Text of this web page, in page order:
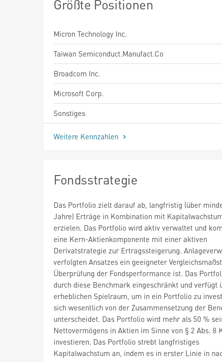
Größte Positionen
Micron Technology Inc.
Taiwan Semiconduct.Manufact.Co
Broadcom Inc.
Microsoft Corp.
Sonstiges
Weitere Kennzahlen
Fondsstrategie
Das Portfolio zielt darauf ab, langfristig (über
Jahre) Erträge in Kombination mit
erzielen. Das Portfolio wird aktiv verwaltet und
eine Kern-Aktienkomponente mit einer aktiven
Derivatstrategie zur Ertragssteigerung.
verfolgten Ansatzes ein geeigneter
Überprüfung der Fondsperformance ist. Das
durch diese Benchmark eingeschränkt und verfügt
erheblichen Spielraum, um in ein Portfolio zu
sich wesentlich von der Zusammensetzung der
unterscheidet. Das Portfolio wird mehr als 50 %
Nettovermögens in Aktien im Sinne von § 2 Abs. 8
investieren. Das Portfolio strebt langfristiges
Kapitalwachstum an, indem es in erster Linie in